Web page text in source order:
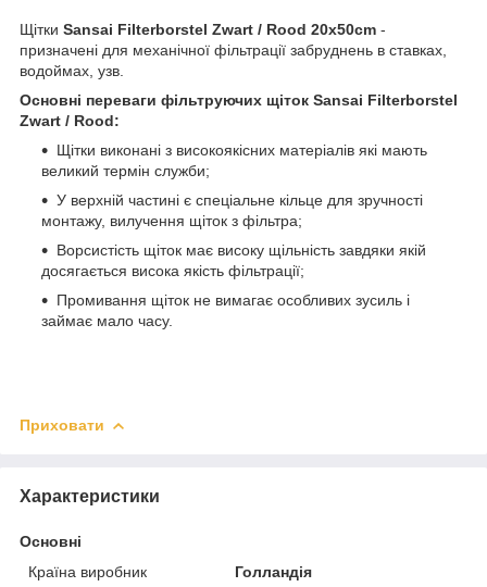
Щітки Sansai Filterborstel Zwart / Rood 20x50cm -
призначені для механічної фільтрації забруднень в ставках,
водоймах, узв.
Основні переваги фільтруючих щіток Sansai Filterborstel
Zwart / Rood:
Щітки виконані з високоякісних матеріалів які мають
великий термін служби;
У верхній частині є спеціальне кільце для зручності
монтажу, вилучення щіток з фільтра;
Ворсистість щіток має високу щільність завдяки якій
досягається висока якість фільтрації;
Промивання щіток не вимагає особливих зусиль і
займає мало часу.
Приховати
Характеристики
Основні
Країна виробник
Голландія